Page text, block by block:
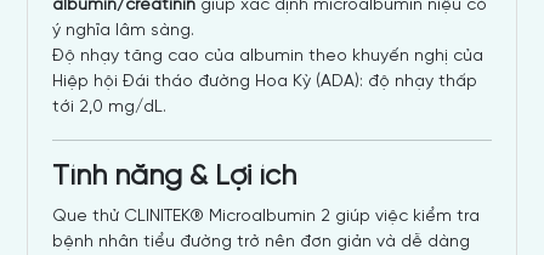
albumin/creatinin giúp xác định microalbumin niệu có
ý nghĩa lâm sàng.
Độ nhạy tăng cao của albumin theo khuyến nghị của
Hiệp hội Đái tháo đường Hoa Kỳ (ADA): độ nhạy thấp
tới 2,0 mg/dL.
Tính năng & Lợi ích
Que thử CLINITEK® Microalbumin 2 giúp việc kiểm tra
bệnh nhân tiểu đường trở nên đơn giản và dễ dàng